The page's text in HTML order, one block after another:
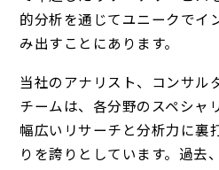
的分析を通じてユニークでイ
み出すことにあります。
当社のアナリスト、コンサル
チームは、各分野のスペシャ
幅広いリサーチと分析力に裏
りを誇りとしています。過去